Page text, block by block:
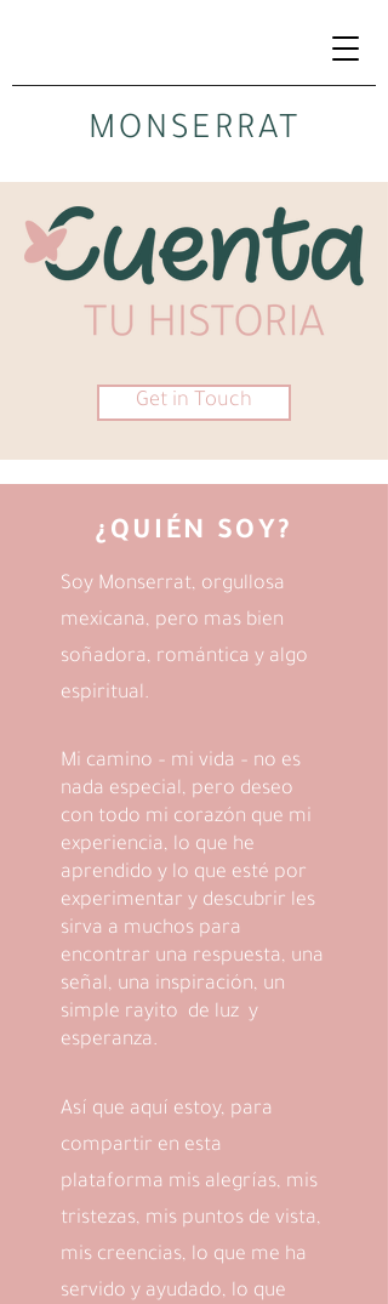
MONSERRAT
Get in Touch
¿QUIÉN SOY?
Soy Monserrat, orgullosa
mexicana, pero mas bien
soñadora, romántica y algo
espiritual.
Mi camino – mi vida – no es
nada especial, pero deseo
con todo mi corazón que mi
experiencia, lo que he
aprendido y lo que esté por
experimentar y descubrir les
sirva a muchos para
encontrar una respuesta, una
señal, una inspiración, un
simple rayito de luz y
esperanza.
Así que aquí estoy, para
compartir en esta
plataforma mis alegrías, mis
tristezas, mis puntos de vista,
mis creencias, lo que me ha
servido y ayudado, lo que